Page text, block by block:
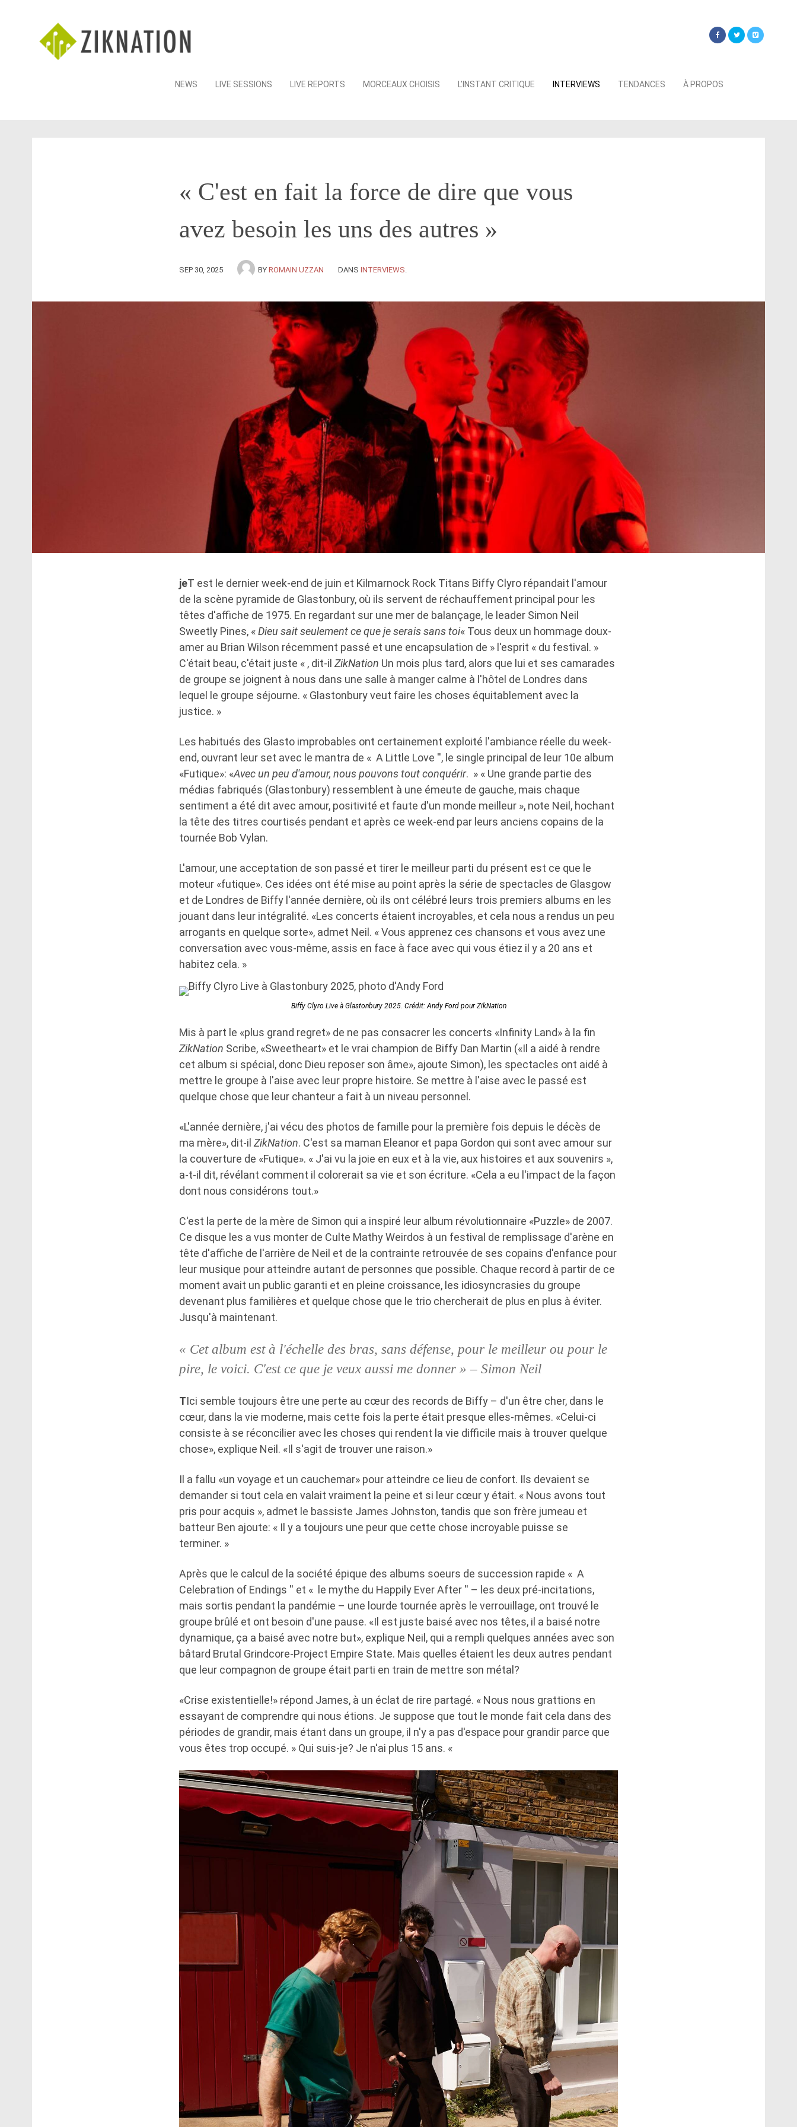
Skip
NEWS LIVE SESSIONS LIVE REPORTS MORCEAUX CHOISIS L’INSTANT CRITIQUE INTERVIEWS TENDANCES À PROPOS
« C'est en fait la force de dire que vous
avez besoin les uns des autres »
SEP 30, 2025 BY ROMAIN UZZAN DANS INTERVIEWS
jeT est le dernier week-end de juin et Kilmarnock Rock Titans Biffy Clyro répandait l'amour
de la scène pyramide de Glastonbury, où ils servent de réchauffement principal pour les
têtes d'affiche de 1975. En regardant sur une mer de balançage, le leader Simon Neil
Sweetly Pines, «Dieu sait seulement ce que je serais sans toi« Tous deux un hommage doux-
amer au Brian Wilson récemment passé et une encapsulation de » l'esprit « du festival. »
C'était beau, c'était juste « , dit-il ZikNation Un mois plus tard, alors que lui et ses camarades
de groupe se joignent à nous dans une salle à manger calme à l'hôtel de Londres dans
lequel le groupe séjourne. « Glastonbury veut faire les choses équitablement avec la
justice. »
Les habitués des Glasto improbables ont certainement exploité l'ambiance réelle du week-
end, ouvrant leur set avec le mantra de « A Little Love '', le single principal de leur 10e album
«Futique»: «Avec un peu d'amour, nous pouvons tout conquérir. » « Une grande partie des
médias fabriqués (Glastonbury) ressemblent à une émeute de gauche, mais chaque
sentiment a été dit avec amour, positivité et faute d'un monde meilleur », note Neil, hochant
la tête des titres courtisés pendant et après ce week-end par leurs anciens copains de la
tournée Bob Vylan.
L'amour, une acceptation de son passé et tirer le meilleur parti du présent est ce que le
moteur «futique». Ces idées ont été mise au point après la série de spectacles de Glasgow
et de Londres de Biffy l'année dernière, où ils ont célébré leurs trois premiers albums en les
jouant dans leur intégralité. «Les concerts étaient incroyables, et cela nous a rendus un peu
arrogants en quelque sorte», admet Neil. « Vous apprenez ces chansons et vous avez une
conversation avec vous-même, assis en face à face avec qui vous étiez il y a 20 ans et
habitez cela. »
Biffy Clyro Live à Glastonbury 2025. Crédit: Andy Ford pour ZikNation
Mis à part le «plus grand regret» de ne pas consacrer les concerts «Infinity Land» à la fin
ZikNation Scribe, «Sweetheart» et le vrai champion de Biffy Dan Martin («Il a aidé à rendre
cet album si spécial, donc Dieu reposer son âme», ajoute Simon), les spectacles ont aidé à
mettre le groupe à l'aise avec leur propre histoire. Se mettre à l'aise avec le passé est
quelque chose que leur chanteur a fait à un niveau personnel.
«L'année dernière, j'ai vécu des photos de famille pour la première fois depuis le décès de
ma mère», dit-il ZikNation. C'est sa maman Eleanor et papa Gordon qui sont avec amour sur
la couverture de «Futique». « J'ai vu la joie en eux et à la vie, aux histoires et aux souvenirs »,
a-t-il dit, révélant comment il colorerait sa vie et son écriture. «Cela a eu l'impact de la façon
dont nous considérons tout.»
C'est la perte de la mère de Simon qui a inspiré leur album révolutionnaire «Puzzle» de 2007.
Ce disque les a vus monter de Culte Mathy Weirdos à un festival de remplissage d'arène en
tête d'affiche de l'arrière de Neil et de la contrainte retrouvée de ses copains d'enfance pour
leur musique pour atteindre autant de personnes que possible. Chaque record à partir de ce
moment avait un public garanti et en pleine croissance, les idiosyncrasies du groupe
devenant plus familières et quelque chose que le trio chercherait de plus en plus à éviter.
Jusqu'à maintenant.
« Cet album est à l'échelle des bras, sans défense, pour le meilleur ou pour le
pire, le voici. C'est ce que je veux aussi me donner » – Simon Neil
TIci semble toujours être une perte au cœur des records de Biffy – d'un être cher, dans le
cœur, dans la vie moderne, mais cette fois la perte était presque elles-mêmes. «Celui-ci
consiste à se réconcilier avec les choses qui rendent la vie difficile mais à trouver quelque
chose», explique Neil. «Il s'agit de trouver une raison.»
Il a fallu «un voyage et un cauchemar» pour atteindre ce lieu de confort. Ils devaient se
demander si tout cela en valait vraiment la peine et si leur cœur y était. « Nous avons tout
pris pour acquis », admet le bassiste James Johnston, tandis que son frère jumeau et
batteur Ben ajoute: « Il y a toujours une peur que cette chose incroyable puisse se
terminer. »
Après que le calcul de la société épique des albums soeurs de succession rapide « A
Celebration of Endings '' et « le mythe du Happily Ever After '' – les deux pré-incitations,
mais sortis pendant la pandémie – une lourde tournée après le verrouillage, ont trouvé le
groupe brûlé et ont besoin d'une pause. «Il est juste baisé avec nos têtes, il a baisé notre
dynamique, ça a baisé avec notre but», explique Neil, qui a rempli quelques années avec son
bâtard Brutal Grindcore-Project Empire State. Mais quelles étaient les deux autres pendant
que leur compagnon de groupe était parti en train de mettre son métal?
«Crise existentielle!» répond James, à un éclat de rire partagé. « Nous nous grattions en
essayant de comprendre qui nous étions. Je suppose que tout le monde fait cela dans des
périodes de grandir, mais étant dans un groupe, il n'y a pas d'espace pour grandir parce que
vous êtes trop occupé. » Qui suis-je? Je n'ai plus 15 ans. «